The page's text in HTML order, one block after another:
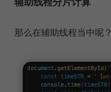
那么在辅助线程当中呢？